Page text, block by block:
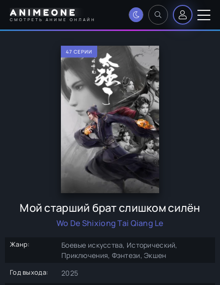
ANIMEONE
СМОТРЕТЬ АНИМЕ ОНЛАЙН
47 СЕРИИ
Мой старший брат слишком силён
Wo De Shixiong Tai Qiang Le
Жанр:
Боевые искусства, Исторический,
Приключения, Фэнтези, Экшен
Год выхода: 2025